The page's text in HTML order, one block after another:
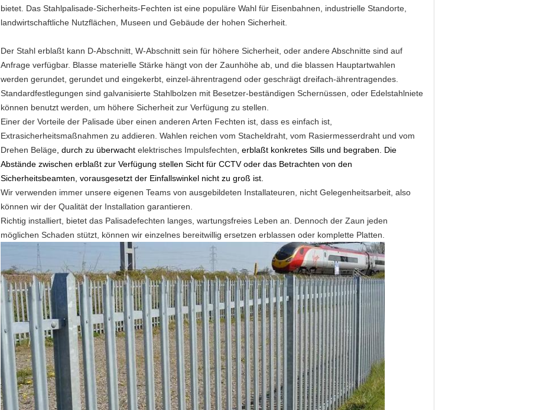
bietet. Das Stahlpalisade-Sicherheits-Fechten ist eine populäre Wahl für Eisenbahnen, industrielle Standorte,
landwirtschaftliche Nutzflächen, Museen und Gebäude der hohen Sicherheit.
Der Stahl erblaßt kann D-Abschnitt, W-Abschnitt sein für höhere Sicherheit, oder andere Abschnitte sind auf
Anfrage verfügbar. Blasse materielle Stärke hängt von der Zaunhöhe ab, und die blassen Hauptartwahlen
werden gerundet, gerundet und eingekerbt, einzel-ährentragend oder geschrägt dreifach-ährentragendes.
Standardfestlegungen sind galvanisierte Stahlbolzen mit Besetzer-beständigen Schernüssen, oder Edelstahlniete
können benutzt werden, um höhere Sicherheit zur Verfügung zu stellen.
Einer der Vorteile der Palisade über einen anderen Arten Fechten ist, dass es einfach ist,
Extrasicherheitsmaßnahmen zu addieren. Wahlen reichen vom Stacheldraht, vom Rasiermesserdraht und vom
Drehen Beläge , durch zu überwacht elektrisches Impulsfechten , erblaßt konkretes Sills und begraben. Die
Abstände zwischen erblaßt zur Verfügung stellen Sicht für CCTV oder das Betrachten von den
Sicherheitsbeamten, vorausgesetzt der Einfallswinkel nicht zu groß ist.
Wir verwenden immer unsere eigenen Teams von ausgebildeten Installateuren, nicht Gelegenheitsarbeit, also
können wir der Qualität der Installation garantieren.
Richtig installiert, bietet das Palisadefechten langes, wartungsfreies Leben an. Dennoch der Zaun jeden
möglichen Schaden stützt, können wir einzelnes bereitwillig ersetzen erblassen oder komplette Platten.